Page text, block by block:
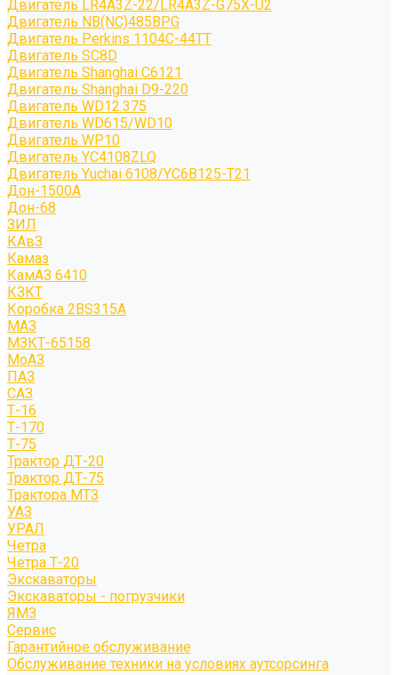
Двигатель LR4A3Z-22/LR4A3Z-G75X-U2
Двигатель NB(NC)485BPG
Двигатель Perkins 1104C-44TT
Двигатель SC8D
Двигатель Shanghai C6121
Двигатель Shanghai D9-220
Двигатель WD12.375
Двигатель WD615/WD10
Двигатель WP10
Двигатель YC4108ZLQ
Двигатель Yuchai 6108/YC6B125-T21
Дон-1500А
Дон-68
ЗИЛ
КАвЗ
Камаз
КамАЗ 6410
КЗКТ
Коробка 2BS315A
МАЗ
МЗКТ-65158
МоАЗ
ПАЗ
САЗ
Т-16
Т-170
Т-75
Трактор ДТ-20
Трактор ДТ-75
Трактора МТЗ
УАЗ
УРАЛ
Четра
Четра Т-20
Экскаваторы
Экскаваторы - погрузчики
ЯМЗ
Сервис
Гарантийное обслуживание
Обслуживание техники на условиях аутсорсинга